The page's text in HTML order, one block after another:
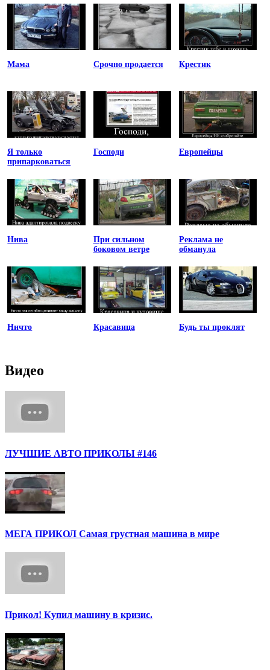
Мама Срочно продается Крестик
Я только
припарковаться
Господи Европейцы
Нива
При сильном
боковом ветре
Реклама не
обманула
Ничто Красавица Будь ты проклят
Видео
ЛУЧШИЕ АВТО ПРИКОЛЫ #146
МЕГА ПРИКОЛ Самая грустная машина в мире
Прикол! Купил машину в кризис.